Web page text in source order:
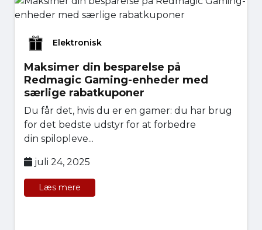
mange penge? De ult...
Elektronisk
Maksimer din besparelse på
Redmagic Gaming-enheder med
særlige rabatkuponer
Du får det, hvis du er en gamer: du har brug
for det bedste udstyr for at forbedre
din spilopleve...
juli 24, 2025
Læs mere